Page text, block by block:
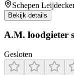
Schepen
Bekijk details
A.M. loodgieter
Gesloten